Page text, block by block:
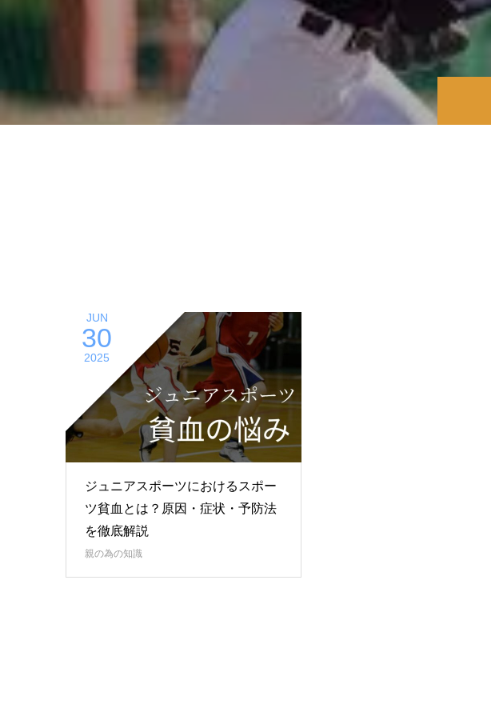
JUN
30
2025
ジュニアスポーツにおけるスポー
ツ貧血とは？原因・症状・予防法
を徹底解説
親の為の知識